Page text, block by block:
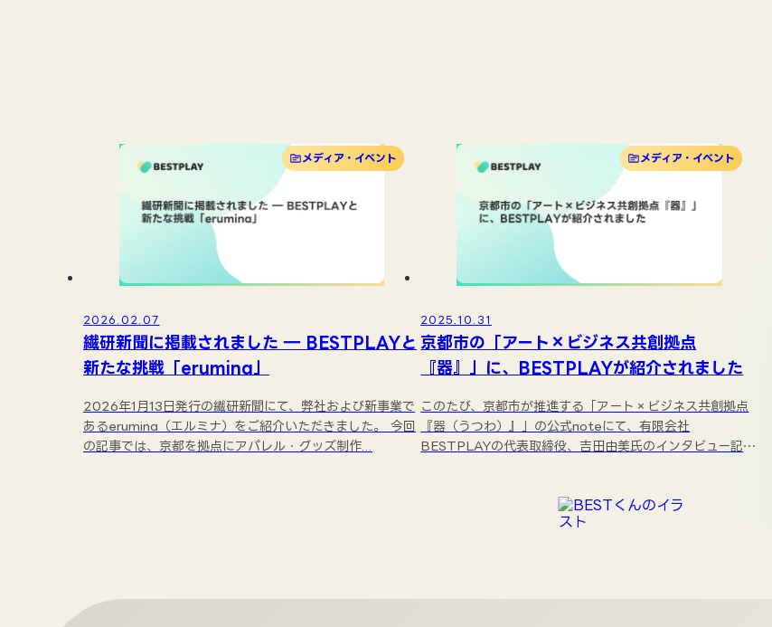
メディア・イベント
2026.02.07
繊研新聞に掲載されました ― BESTPLAYと
新たな挑戦「erumina」
2026年1月13日発行の繊研新聞にて、弊社および新事業で
あるerumina（エルミナ）をご紹介いただきました。 今回
の記事では、京都を拠点にアパレル・グッズ制作...
メディア・イベント
2025.10.31
京都市の「アート×ビジネス共創拠点
『器』」に、BESTPLAYが紹介されました
このたび、京都市が推進する「アート×ビジネス共創拠点
『器（うつわ）』」の公式noteにて、有限会社
BESTPLAYの代表取締役、吉田由美氏のインタビュー記事